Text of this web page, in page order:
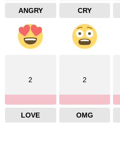
ANGRY CRY
2
LOVE
2
OMG